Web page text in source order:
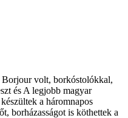
Borjour volt, borkóstolókkal,
és A legjobb magyar
a háromnapos
borházasságot is köthettek a